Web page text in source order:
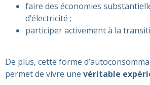
faire des économies
d’électricité ;
participer activement à la
De plus, cette forme
permet de vivre une véritable